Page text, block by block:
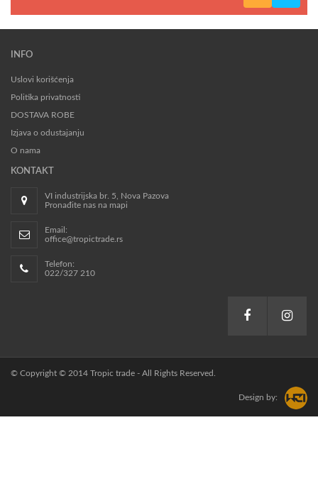
INFO
Uslovi korišćenja
Politika privatnosti
DOSTAVA ROBE
Izjava o odustajanju
O nama
KONTAKT
VI industrijska br. 5, Nova Pazova
Pronađite nas na mapi
Email:
office@tropictrade.rs
Telefon:
022/327 210
© Copyright © 2014 Tropic trade - All Rights Reserved.
Design by: